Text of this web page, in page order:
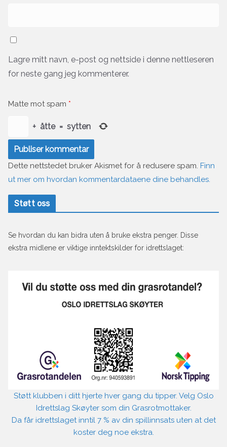
Lagre mitt navn, e-post og nettside i denne nettleseren
for neste gang jeg kommenterer.
Matte mot spam *
+ åtte = sytten
Dette nettstedet bruker Akismet for å redusere spam. Finn
ut mer om hvordan kommentardataene dine behandles.
Støtt oss
Se hvordan du kan bidra uten å bruke ekstra penger. Disse
ekstra midlene er viktige inntektskilder for idrettslaget:
Støtt klubben i ditt hjerte hver gang du tipper. Velg Oslo
Idrettslag Skøyter som din Grasrotmottaker.
Da får idrettslaget inntil 7 % av din spillinnsats uten at det
koster deg noe ekstra.